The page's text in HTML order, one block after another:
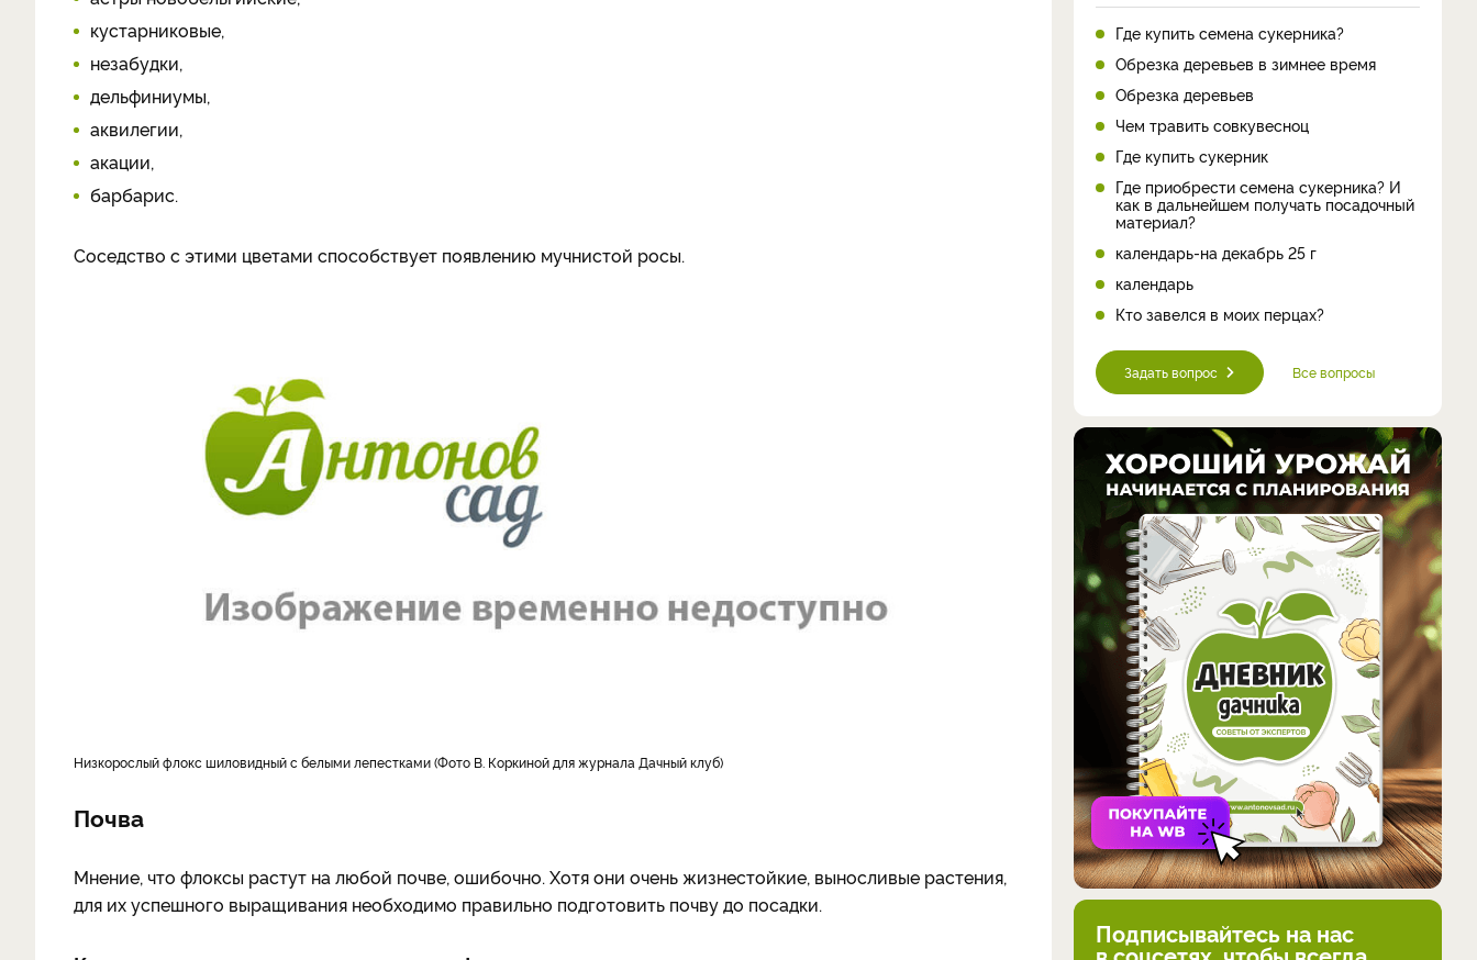
кустарниковые,
незабудки,
дельфиниумы,
аквилегии,
акации,
барбарис.
Соседство с этими цветами способствует появлению мучнистой росы.
Низкорослый флокс шиловидный с белыми лепестками (Фото В. Коркиной для журнала Дачный клуб)
Почва
Мнение, что флоксы растут на любой почве, ошибочно. Хотя они очень жизнестойкие, выносливые растения,
для их успешного выращивания необходимо правильно подготовить почву до посадки.
Где купить семена сукерника?
Обрезка деревьев в зимнее время
Обрезка деревьев
Чем травить совкувесноц
Где купить сукерник
Где приобрести семена сукерника? И
как в дальнейшем получать посадочный
материал?
календарь-на декабрь 25 г
календарь
Кто завелся в моих перцах?
Задать вопрос Все вопросы
Подписывайтесь на нас